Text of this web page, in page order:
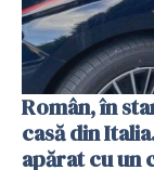
Român, în
casă din
apărat cu un